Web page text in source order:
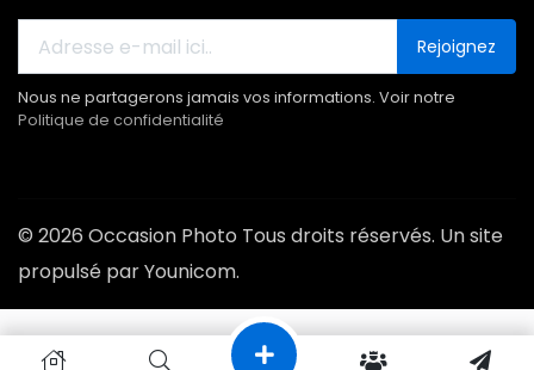
Rejoignez
Nous ne partagerons jamais vos informations. Voir notre
Politique de confidentialité
© 2026 Occasion Photo Tous droits réservés. Un site
propulsé par Younicom.